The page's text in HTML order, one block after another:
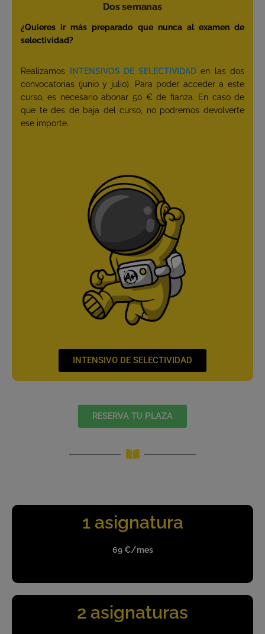
Dos semanas
¿Quieres ir más preparado que nunca al examen de
selectividad?
Realizamos INTENSIVOS DE SELECTIVIDADen las dos
convocatorias (junio y julio). Para poder acceder a este
curso, es necesario abonar 50 € de fianza. En caso de
que te des de baja del curso, no podremos devolverte
ese importe.
INTENSIVO DE SELECTIVIDAD
RESERVA TU PLAZA
1 asignatura
69 €/mes
2 asignaturas